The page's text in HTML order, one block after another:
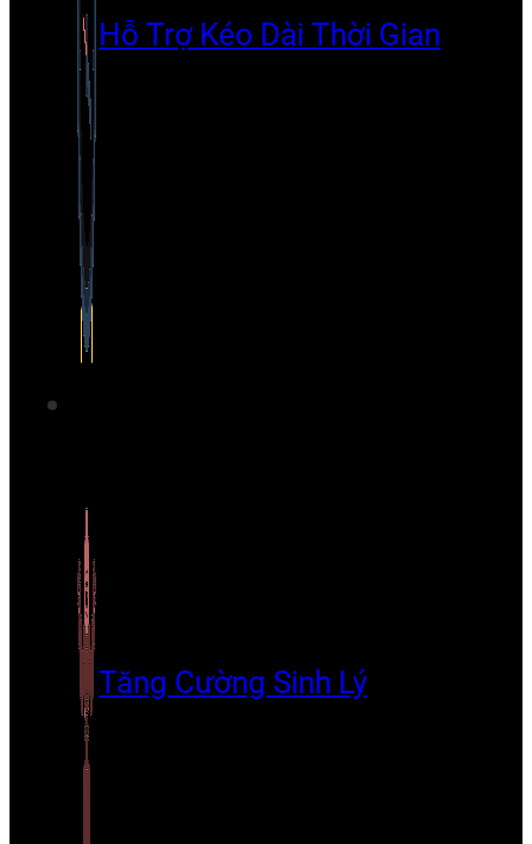
Hỗ Trợ Kéo Dài Thời Gian
Tăng Cường Sinh Lý